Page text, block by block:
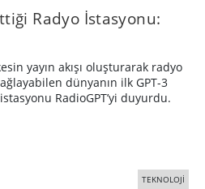
Radyo İstasyonu:
yayın akışı oluşturarak radyo
dünyanın ilk GPT-3
RadioGPT’yi duyurdu.
TEKNOLOJİ